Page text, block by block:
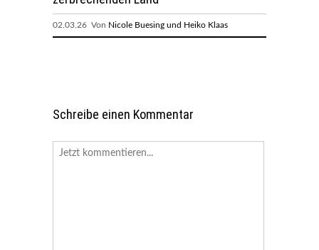
02.03.26 Von Nicole Buesing und Heiko Klaas
Schreibe einen Kommentar